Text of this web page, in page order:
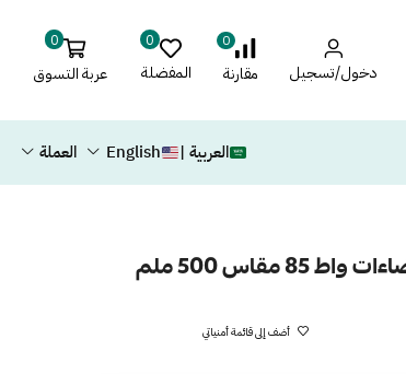
دخول/تسجيل
0
مقارنة
0
المفضلة
0
عربة التسوق
العربية | English العملة
أضف إلى قائمة أمنياتي